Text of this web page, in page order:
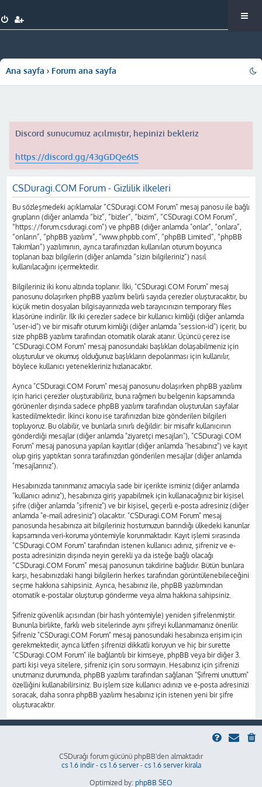
Ana sayfa Forum ana sayfa
Discord sunucumuz açılmıştır, hepinizi bekleriz
https://discord.gg/43gGDQe6tS
CSDuragi.COM Forum - Gizlilik ilkeleri
Bu sözleşmedeki açıklamalar “CSDuragi.COM Forum” mesaj panosu ile bağlı
grupların (diğer anlamda “biz”, “bizler”, “bizim”, “CSDuragi.COM Forum”,
“https://forum.csduragi.com”) ve phpBB (diğer anlamda "onlar”, “onlara”,
“onların”, “phpBB yazılımı”, “www.phpbb.com”, “phpBB Limited”, “phpBB
Takımları”) yazılımının, ayrıca tarafınızdan kullanılan oturum boyunca
toplanan bazı bilgilerin (diğer anlamda “sizin bilgileriniz”) nasıl
kullanılacağını içermektedir.
Bilgileriniz iki konu altında toplanır. İlki, "CSDuragi.COM Forum" mesaj
panosunu dolaşırken phpBB yazılımı belirli sayıda çerezler oluşturacaktır, bu
küçük metin dosyaları bilgisayarınızda web tarayıcınızın temporary files
klasörüne indirilir. İlk iki çerezler sadece bir kullanıcı kimliği (diğer anlamda
"user-id") ve bir misafir oturum kimliği (diğer anlamda "session-id") içerir, bu
size phpBB yazılımı tarafından otomatik olarak atanır. Üçüncü çerez ise
"CSDuragi.COM Forum" mesaj panosundaki başlıkları dolaşabilmeniz için
oluşturulur ve okumuş olduğunuz başlıkların depolanması için kullanılır,
böylece kullanıcı yetenekleriniz hızlanacaktır.
Ayrıca "CSDuragi.COM Forum" mesaj panosunu dolaşırken phpBB yazılımı
için harici çerezler oluşturabiliriz, buna rağmen bu belgenin kapsamında
görünenler dışında sadece phpBB yazılımı tarafından oluşturulan sayfalar
kastedilmektedir. İkinci konu ise tarafınızdan bize gönderilen bilgileri
topluyoruz. Bu olabilir, ve bunlarla sınırlı değildir: bir misafir kullanıcının
gönderdiği mesajlar (diğer anlamda "ziyaretçi mesajları"), "CSDuragi.COM
Forum" mesaj panosuna yapılan kayıtlar (diğer anlamda "hesabınız") ve kayıt
olup giriş yaptıktan sonra tarafınızdan gönderilen mesajlar (diğer anlamda
"mesajlarınız").
Hesabınızda tanınmanız amacıyla sade bir içerikte isminiz (diğer anlamda
"kullanıcı adınız"), hesabınıza giriş yapabilmek için kullanacağınız bir kişisel
şifre (diğer anlamda "şifreniz") ve bir kişisel, geçerli e-posta adresiniz (diğer
anlamda "e-mail adresiniz") olacaktır. "CSDuragi.COM Forum" mesaj
panosunda hesabınıza ait bilgileriniz hostumuzun barındığı ülkedeki kanunlar
kapsamında veri-koruma yöntemiyle korunmaktadır. Kayıt işlemi sırasında
"CSDuragi.COM Forum" tarafından istenen kullanıcı adınız, şifreniz ve e-
posta adresinizin dışında neyin gerekli ya da isteğe bağlı olacağı
“CSDuragi.COM Forum” mesaj panosunun takdirine bağlıdır. Bütün bunlara
karşı, hesabınızdaki hangi bilgilerin herkes tarafından görüntülenebileceğini
seçme hakkına sahipsiniz. Ayrıca, hesabınız ile, phpBB yazılımından
otomatik e-postalar oluşturup gönderme veya alma hakkına sahipsiniz.
Şifreniz güvenlik açısından (bir hash yöntemiyle) yeniden şifrelenmiştir.
Bununla birlikte, farklı web sitelerinde aynı şifreyi kullanmamanız önerilir.
Şifreniz "CSDuragi.COM Forum" mesaj panosundaki hesabınıza erişim için
gerekmektedir, ayrıca lütfen şifrenizi dikkatli koruyun ve hiç bir surette
"CSDuragi.COM Forum" ile bağlantılı bir kimseye, phpBB veya bir diğer 3.
parti kişi veya sitelere, şifreniz için soru sormayın. Hesabınız için şifrenizi
unutmanız durumunda, phpBB yazılımı tarafından sağlanan "Şifremi unuttum"
özelliğini kullanabilirsiniz. Bu işlem size kullanıcı adınızı ve e-posta adresinizi
soracak, daha sonra phpBB yazılımı hesabınız için istenen yeni bir şifre
oluşturacaktır.
CSDurağı forum gücünü phpBB'den almaktadır
cs 1.6 indir- cs 1.6 server- cs 1.6 server kirala
Optimized by: phpBB SEO